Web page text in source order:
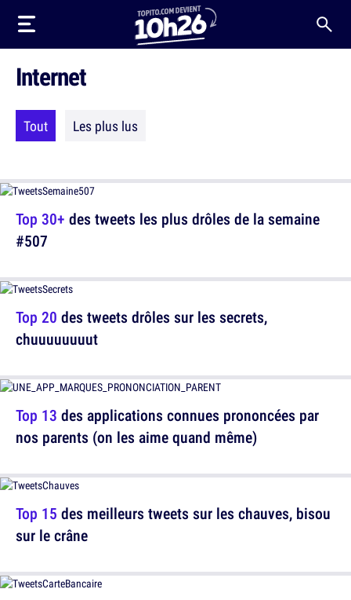
Internet
Tout Les plus lus
Top 30+ des tweets les plus drôles de la semaine
#507
Top 13 des applications connues prononcées par
nos parents (on les aime quand même)
Top 20 des tweets drôles sur les secrets,
chuuuuuuuut
Top 15 des meilleurs tweets sur les chauves, bisou
sur le crâne